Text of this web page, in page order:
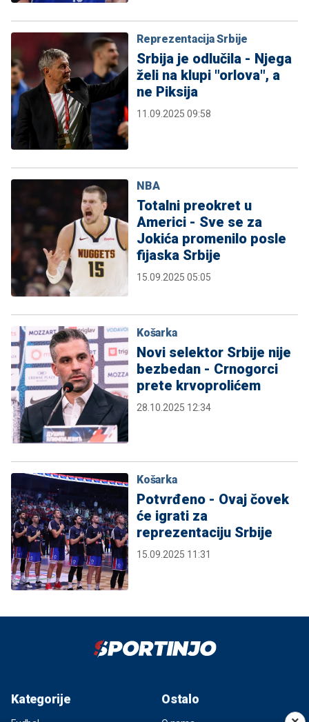
Reprezentacija Srbije
Srbija je odlučila - Njega
želi na klupi "orlova", a
ne Piksija
11.09.2025 09:58
NBA
Totalni preokret u
Americi - Sve se za
Jokića promenilo posle
fijaska Srbije
15.09.2025 05:05
Košarka
Novi selektor Srbije nije
bezbedan - Crnogorci
prete krvoprolićem
28.10.2025 12:34
Košarka
Potvrđeno - Ovaj čovek
će igrati za
reprezentaciju Srbije
15.09.2025 11:31
Kategorije Ostalo